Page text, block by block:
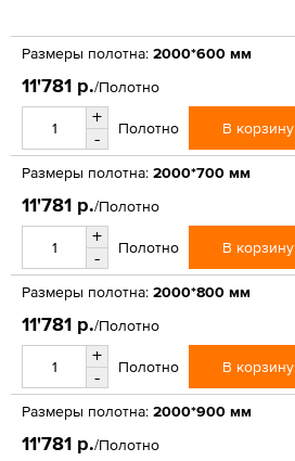
Размеры полотна: 2000*600 мм
11'781 р./Полотно
+
-
Полотно В корзину
Размеры полотна: 2000*700 мм
11'781 р./Полотно
+
-
Полотно В корзину
Размеры полотна: 2000*800 мм
11'781 р./Полотно
+
-
Полотно В корзину
Размеры полотна: 2000*900 мм
11'781 р./Полотно